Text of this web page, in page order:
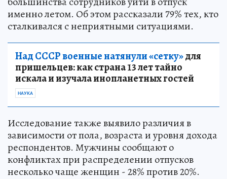
именно летом. Об этом рассказали 79% тех, кто
сталкивался с неприятными ситуациями.
Над СССР военные натянули «сетку»для
пришельцев: как страна 13 лет тайно
искала и изучала инопланетных гостей
НАУКА
Исследование также выявило различия в
зависимости от пола, возраста и уровня дохода
респондентов. Мужчины сообщают о
конфликтах при распределении отпусков
несколько чаще женщин - 28% против 20%.